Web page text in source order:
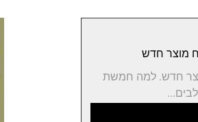
חדש. למה חמשת